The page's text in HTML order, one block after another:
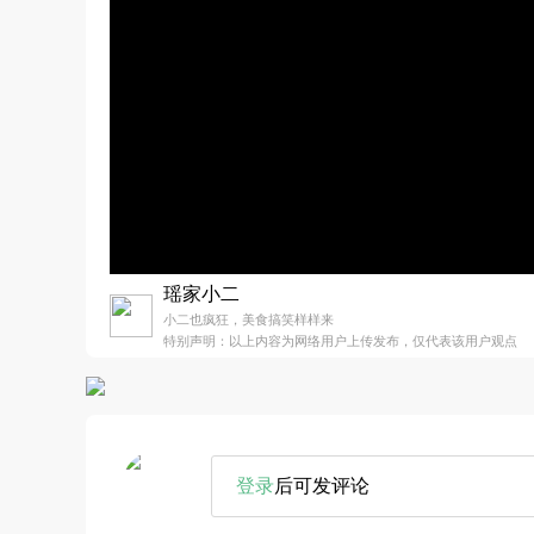
瑶家小二
小二也疯狂，美食搞笑样样来
特别声明：以上内容为网络用户上传发布，仅代表该用户观点
登录后可发评论